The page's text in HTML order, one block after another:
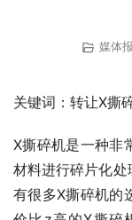
媒体
关键词：转让X撕
X撕碎机是一种非
材料进行碎片化处
有很多X撕碎机的